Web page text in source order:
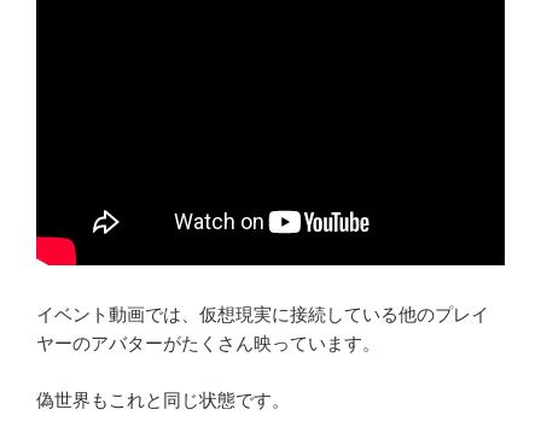
イベント動画では、仮想現実に接続している他のプレイ
ヤーのアバターがたくさん映っています。
偽世界もこれと同じ状態です。